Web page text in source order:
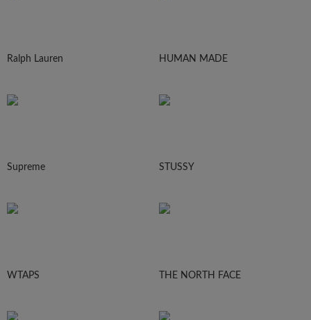
Ralph Lauren HUMAN MADE
Supreme STUSSY
WTAPS THE NORTH FACE